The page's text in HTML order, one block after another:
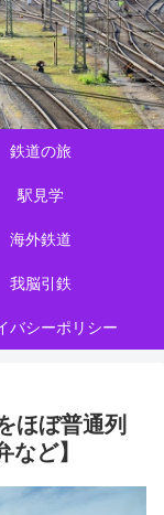
鉄道の旅
駅見学
海外鉄道
我脳引鉄
バシーポリシー
ほぼ普通列
ど】